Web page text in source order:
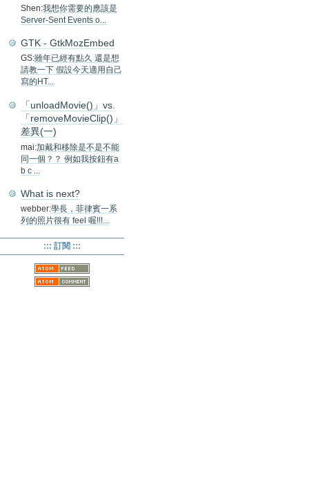
Shen:我想你需要的應該是
Server-Sent Events o...
GTK - GtkMozEmbed
GS:雖年已經有點久 還是想
請教一下 假設今天適用自己
寫的HT...
「unloadMovie()」vs.
「removeMovieClip()」
差異(一)
mai:加戴和移除是不是不能
同一個？？ 例如我按鈕有a
b c ...
What is next?
webber:學長，菲律賓一系
列的照片很有 feel 喔!!!...
::: 訂閱 :::